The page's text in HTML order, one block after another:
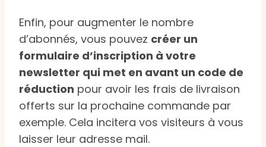
Enfin, pour augmenter le nombre
d’abonnés, vous pouvez créer un
formulaire d’inscription à votre
newsletter qui met en avant un code de
réduction pour avoir les frais de livraison
offerts sur la prochaine commande par
exemple. Cela incitera vos visiteurs à vous
laisser leur adresse mail.